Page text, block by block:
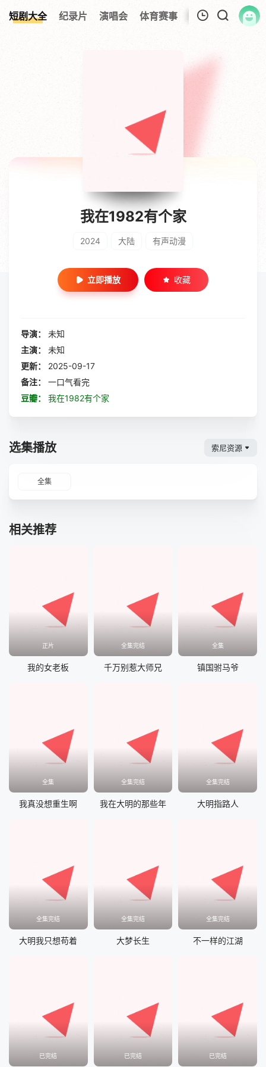
短剧大全 纪录片 演唱会 体育赛事 伦理片 影视解
暂无观看影片的记录
我在1982有个家
2024 大陆 有声动漫
立即播放 收藏
导演：
未知
主演：
未知
更新：
2025-09-17
备注：
一口气看完
豆瓣：
我在1982有个家
选集播放 索尼资源
全集
相关推荐
正片
我的女老板
全集完结
千万别惹大师兄
全集
镇国驸马爷
全集
我真没想重生啊
全集完结
我在大明的那些年
全集完结
大明指路人
全集完结
大明我只想苟着
全集完结
大梦长生
全集完结
不一样的江湖
已完结 已完结 已完结